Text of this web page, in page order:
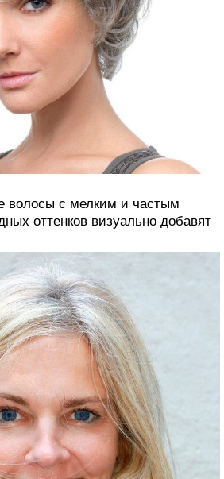
волосы с мелким и частым
оттенков визуально добавят